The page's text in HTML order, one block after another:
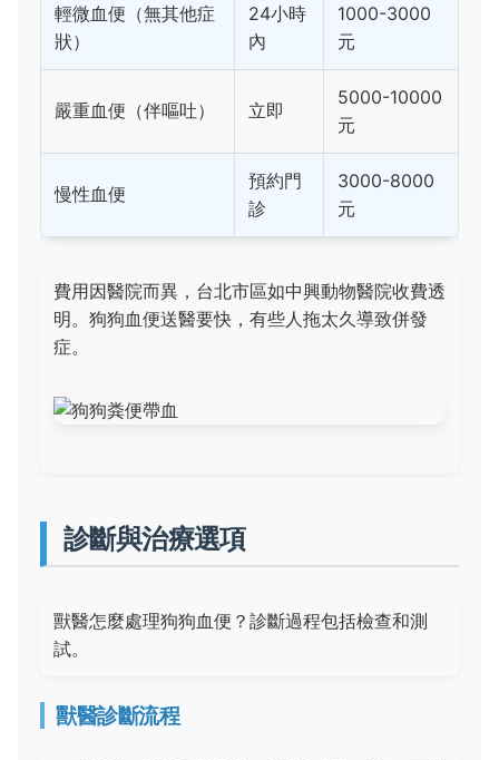
輕微血便（無其他症
狀）
24小時
內
1000-3000
元
嚴重血便（伴嘔吐） 立即
5000-10000
元
慢性血便
預約門
診
3000-8000
元
費用因醫院而異，台北市區如中興動物醫院收費透
明。狗狗血便送醫要快，有些人拖太久導致併發
症。
診斷與治療選項
獸醫怎麼處理狗狗血便？診斷過程包括檢查和測
試。
獸醫診斷流程